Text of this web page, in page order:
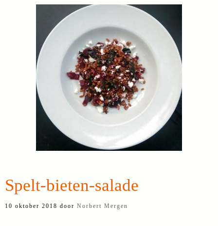
Spelt-bieten-salade
10 oktober 2018 door Norbert Mergen